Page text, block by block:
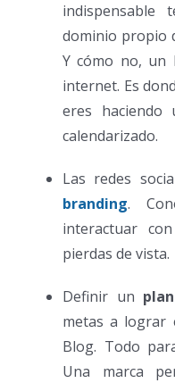
indispensable
dominio propio
Y cómo no, un
internet. Es
eres
calendarizado.
Las redes
branding.
interactuar
pierdas de vista.
Definir un
metas a lograr
Blog. Todo
Una marca